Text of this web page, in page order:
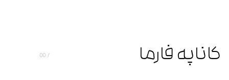
کاناپه فارما 00